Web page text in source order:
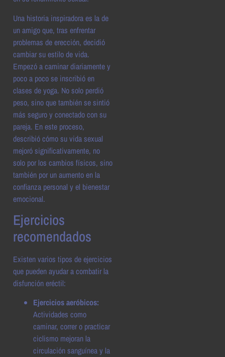
Una historia inspiradora es la de
un amigo que, tras enfrentar
problemas de erección, decidió
cambiar su estilo de vida.
Empezó a caminar diariamente y
poco a poco se inscribió en
clases de yoga. No solo perdió
peso, sino que también se sintió
más seguro y conectado con su
pareja. En este proceso,
describió cómo su vida sexual
mejoró significativamente, no
solo por los cambios físicos, sino
también por un aumento en la
confianza personal y el bienestar
emocional.
Ejercicios
recomendados
Existen varios tipos de ejercicios
que pueden ayudar a combatir la
disfunción eréctil:
Ejercicios aeróbicos:
Actividades como
caminar, correr o practicar
ciclismo mejoran la
circulación sanguínea y la